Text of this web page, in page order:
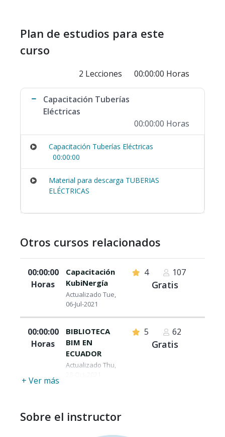
Plan de estudios para este
curso
2 Lecciones 00:00:00 Horas
Capacitación Tuberías
Eléctricas
00:00:00 Horas
Capacitación Tuberías Eléctricas
00:00:00
Material para descarga TUBERIAS
ELÉCTRICAS
+ Ver más
Otros cursos relacionados
00:00:00
Horas
Capacitación
KubiNergía
Actualizado Tue,
06-Jul-2021
4 107
Gratis
00:00:00
Horas
BIBLIOTECA
BIM EN
ECUADOR
Actualizado Thu,
5 62
Gratis
Sobre el instructor